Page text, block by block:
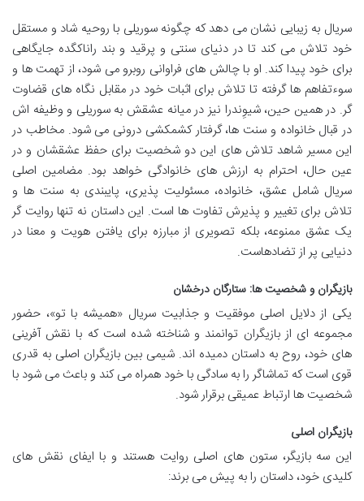
سریال به زیبایی نشان می دهد که چگونه سوریلی با روحیه شاد و مستقل
خود تلاش می کند تا در دنیای سنتی و پرقید و بند راناکگده جایگاهی
برای خود پیدا کند. او با چالش های فراوانی روبرو می شود، از تهمت ها و
سوءتفاهم ها گرفته تا تلاش برای اثبات خود در مقابل نگاه های قضاوت
گر. در همین حین، شیوِندرا نیز در میانه عشقش به سوریلی و وظیفه اش
در قبال خانواده و سنت ها، گرفتار کشمکشی درونی می شود. مخاطب در
این مسیر شاهد تلاش های این دو شخصیت برای حفظ عشقشان و در
عین حال، احترام به ارزش های خانوادگی خواهد بود. مضامین اصلی
سریال شامل عشق، خانواده، مسئولیت پذیری، پایبندی به سنت ها و
تلاش برای تغییر و پذیرش تفاوت ها است. این داستان نه تنها روایت گر
یک عشق ممنوعه، بلکه تصویری از مبارزه برای یافتن هویت و معنا در
دنیایی پر از تضادهاست.
بازیگران و شخصیت ها: ستارگان درخشان
یکی از دلایل اصلی موفقیت و جذابیت سریال «همیشه با تو»، حضور
مجموعه ای از بازیگران توانمند و شناخته شده است که با نقش آفرینی
های خود، روح به داستان دمیده اند. شیمی بین بازیگران اصلی به قدری
قوی است که تماشاگر را به سادگی با خود همراه می کند و باعث می شود با
شخصیت ها ارتباط عمیقی برقرار شود.
بازیگران اصلی
این سه بازیگر، ستون های اصلی روایت هستند و با ایفای نقش های
کلیدی خود، داستان را به پیش می برند: